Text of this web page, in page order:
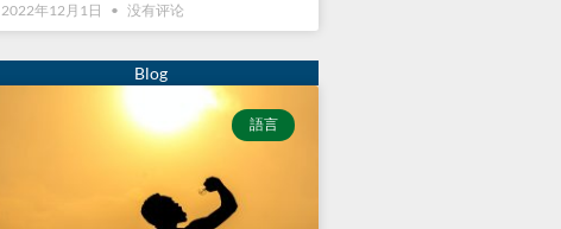
2022年12月1日
没有评论
語言